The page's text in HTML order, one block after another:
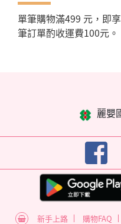
單筆購物滿499 元，即
筆訂單酌收運費100元。
麗嬰
新手上路 購物FAQ